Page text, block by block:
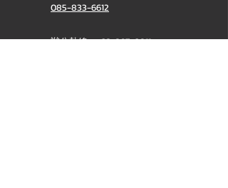
085-833-6612
辦公熱線：02-297-0811